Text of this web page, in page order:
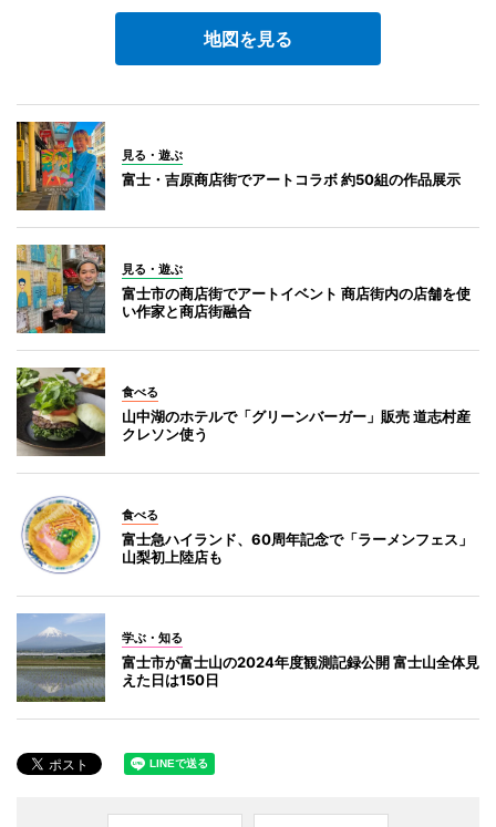
地図を見る
見る・遊ぶ
富士・吉原商店街でアートコラボ 約50組の作品展示
見る・遊ぶ
富士市の商店街でアートイベント 商店街内の店舗を使
い作家と商店街融合
食べる
山中湖のホテルで「グリーンバーガー」販売 道志村産
クレソン使う
食べる
富士急ハイランド、60周年記念で「ラーメンフェス」
山梨初上陸店も
学ぶ・知る
富士市が富士山の2024年度観測記録公開 富士山全体見
えた日は150日